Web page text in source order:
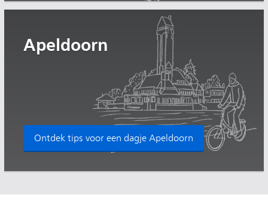
Apeldoorn
Ontdek tips voor een dagje Apeldoorn